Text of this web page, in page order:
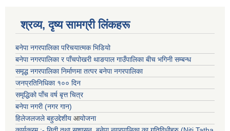
श्रव्य, दृष्य सामग्री लिंकहरू
बनेपा नगरपालिका परिचयात्मक भिडियो
बनेपा नगरपालिका र पाँचपोखरी थाङपाल गाउँपालिका बीच भगिनी सम्बन्ध
समृद्ध नगरपालिका निर्माणमा तत्पर बनेपा नगरपालिका
जनप्रतिनिधिका १०० दिन
समृद्धिको पाँच वर्ष बृत्त चित्र
बनेपा नगरी (नगर गान)
हिलेजलजले बहुउद्देशीय आयोजना